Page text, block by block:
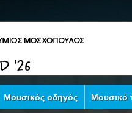
Μουσικός οδηγός Μουσικό